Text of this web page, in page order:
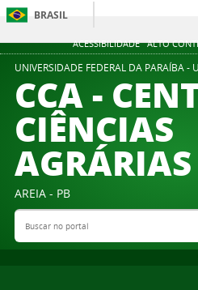
ACESSIBILIDADE ALTO
BRASIL
UNIVERSIDADE FEDERAL DA PARAÍBA -
CCA -
CIÊNCIAS
AGRÁRIAS
AREIA - PB
Buscar no portal